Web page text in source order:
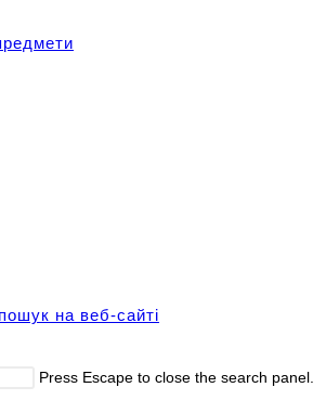
на веб-сайті
Press Escape to close the search panel.